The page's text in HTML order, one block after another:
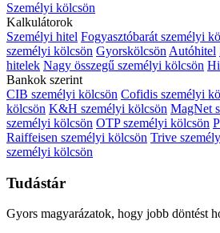
Személyi kölcsön
Kalkulátorok
Személyi hitel Fogyasztóbarát személyi
személyi kölcsön Gyorskölcsön Autóhitel
hitelek Nagy összegű személyi kölcsön
Bankok szerint
CIB személyi kölcsön Cofidis személyi
kölcsön K&H személyi kölcsön MagNet
személyi kölcsön OTP személyi kölcsön
Raiffeisen személyi kölcsön Trive
személyi kölcsön
Tudástár
Gyors magyarázatok, hogy jobb döntést